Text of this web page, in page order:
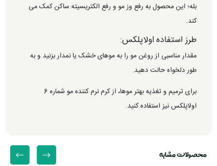
بله؛ این محصول به رفع وز مو و رفع الکتریسیته ساکن کمک می
کند.
طرز استفاده اولاپلکس:
مقدار مناسبی از روغن مو را به موهای خشک یا نمدار بزنید و به
طور دلخواه حالت دهید.
برای ترمیم و تغذیه بهتر موها، از کرم نرم کننده مو شماره 6
اولاپلکس نیز استفاده کنید.
محصولات مشابه